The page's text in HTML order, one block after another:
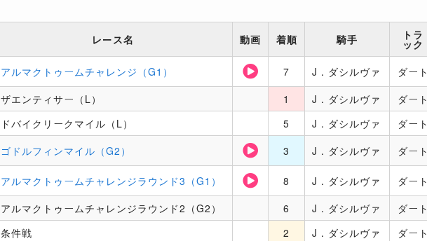
レース名 動画 着順 騎手 トラ
ック
アルマクトゥームチャレンジ（G1） 7 J．ダシルヴァ ダート
ザエンティサー（L） 1 J．ダシルヴァ ダート
ドバイクリークマイル（L） 5 J．ダシルヴァ ダート
ゴドルフィンマイル（G2） 3 J．ダシルヴァ ダート
アルマクトゥームチャレンジラウンド3（G1） 8 J．ダシルヴァ ダート
アルマクトゥームチャレンジラウンド2（G2） 6 J．ダシルヴァ ダート
条件戦 2 J．ダシルヴァ ダート